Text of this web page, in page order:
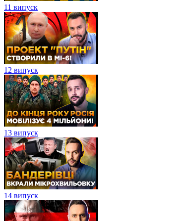
11 випуск
12 випуск
13 випуск
14 випуск